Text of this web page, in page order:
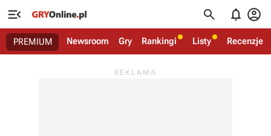
   
PREMIUM Newsroom Gry Rankingi Listy Recenzje